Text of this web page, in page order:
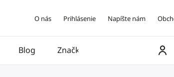
O nás Prihlásenie Napíšte nám
Blog Značky